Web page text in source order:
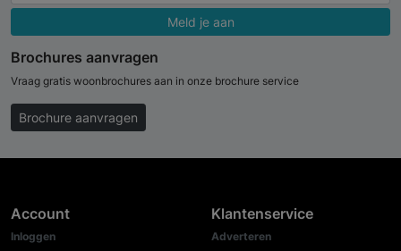
Meld je aan
Brochures aanvragen
Vraag gratis woonbrochures aan in onze brochure service
Brochure aanvragen
Account
Inloggen
Klantenservice
Adverteren